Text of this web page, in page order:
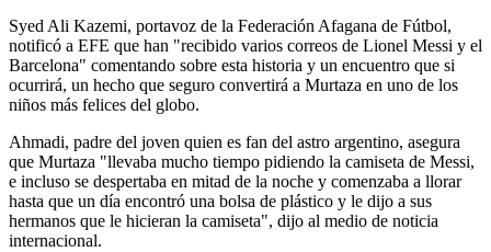
Syed Ali Kazemi, portavoz de la Federación Afagana de Fútbol,
notificó a EFE que han "recibido varios correos de Lionel Messi y el
Barcelona" comentando sobre esta historia y un encuentro que si
ocurrirá, un hecho que seguro convertirá a Murtaza en uno de los
niños más felices del globo.
Ahmadi, padre del joven quien es fan del astro argentino, asegura
que Murtaza "llevaba mucho tiempo pidiendo la camiseta de Messi,
e incluso se despertaba en mitad de la noche y comenzaba a llorar
hasta que un día encontró una bolsa de plástico y le dijo a sus
hermanos que le hicieran la camiseta", dijo al medio de noticia
internacional.